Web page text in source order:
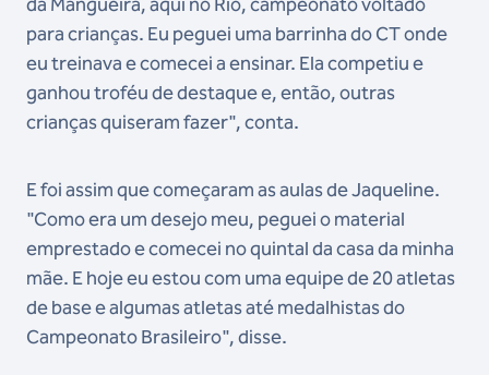
para crianças. Eu peguei uma barrinha do CT onde
eu treinava e comecei a ensinar. Ela competiu e
ganhou troféu de destaque e, então, outras
crianças quiseram fazer", conta.
E foi assim que começaram as aulas de Jaqueline.
"Como era um desejo meu, peguei o material
emprestado e comecei no quintal da casa da minha
mãe. E hoje eu estou com uma equipe de 20 atletas
de base e algumas atletas até medalhistas do
Campeonato Brasileiro", disse.